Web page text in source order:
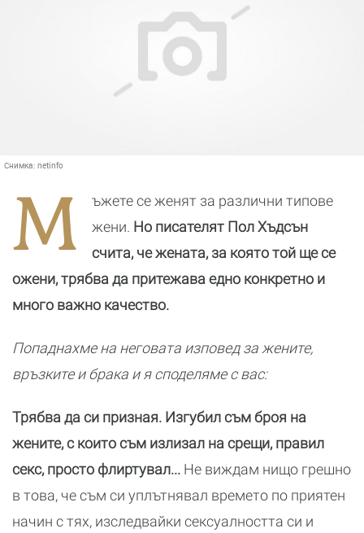
Снимка: netinfo
М
ъжете се женят за различни типове
жени. Но писателят Пол Хъдсън
счита, че жената, за която той ще се
ожени, трябва да притежава едно конкретно и
много важно качество.
Попаднахме на неговата изповед за жените,
връзките и брака и я споделяме с вас:
Трябва да си призная. Изгубил съм броя на
жените, с които съм излизал на срещи, правил
секс, просто флиртувал... Не виждам нищо грешно
в това, че съм си уплътнявал времето по приятен
начин с тях, изследвайки сексуалността си и